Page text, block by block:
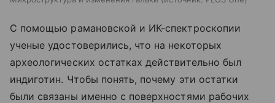
С помощью рамановской и ИК-спектроскопии
ученые удостоверились, что на некоторых
археологических остатках действительно был
индиготин. Чтобы понять, почему эти остатки
были связаны именно с поверхностями рабочих